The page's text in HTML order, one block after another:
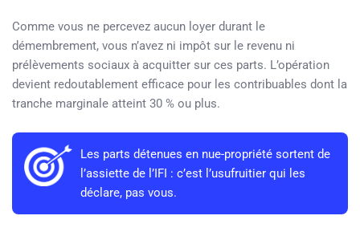
Comme vous ne percevez aucun loyer durant le
démembrement, vous n’avez ni impôt sur le revenu ni
prélèvements sociaux à acquitter sur ces parts. L’opération
devient redoutablement efficace pour les contribuables dont la
tranche marginale atteint 30 % ou plus.
Les parts détenues en nue-propriété sortent de
l’assiette de l’IFI : c’est l’usufruitier qui les
déclare, pas vous.